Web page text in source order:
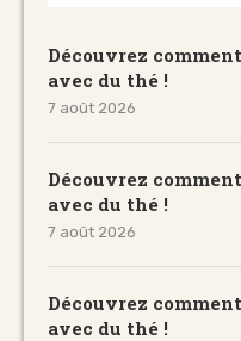
Découvrez
avec du thé !
7 août 2026
Découvrez
avec du thé !
7 août 2026
Découvrez
avec du thé !